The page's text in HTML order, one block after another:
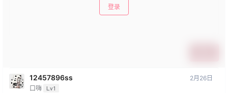
登录
12457896ss
口嗨 Lv1
2月26日